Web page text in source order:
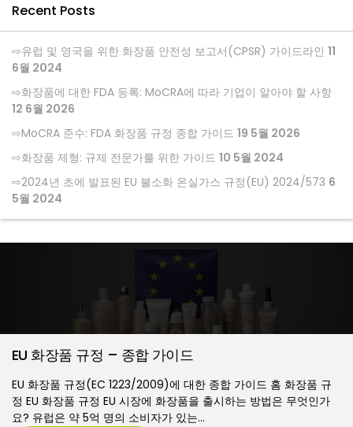
EU 화장품 규정 – 종합 가이드
EU 화장품 규정(EC 1223/2009)에 대한 종합 가이드 홈 화장품 규
정 EU 화장품 규정 EU 시장에 화장품을 출시하는 방법은 무엇인가
요? 유럽은 약 5억 명의 소비자가 있는…
Recent Posts
유럽 및 영국을 위한 화장품 안전성 보고서(CPSR) 가이드라인 11
6월 2024
화장품에 대한 FDA 등록: MoCRA에 따라 기업이 알아야 할 사항
12 6월 2026
MoCRA 준수: FDA 화장품 규정 종합 가이드 19 5월 2026
화장품 제형: 규제 전문가를 위한 가이드 10 5월 2024
2024년 초에 발표된 EU 불소화 온실가스 규정(EU) 2024/573 6
5월 2024